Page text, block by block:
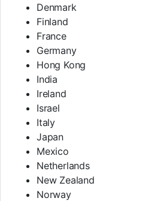
Denmark
Finland
France
Germany
Hong Kong
India
Ireland
Israel
Italy
Japan
Mexico
Netherlands
New Zealand
Norway